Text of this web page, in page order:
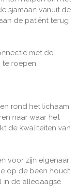
sjamaan vanuit de
de patiënt terug
met de
te roepen.
rond het lichaam
naar waar het
de kwaliteiten van
voor zijn eigenaar
op de been houdt
in de alledaagse